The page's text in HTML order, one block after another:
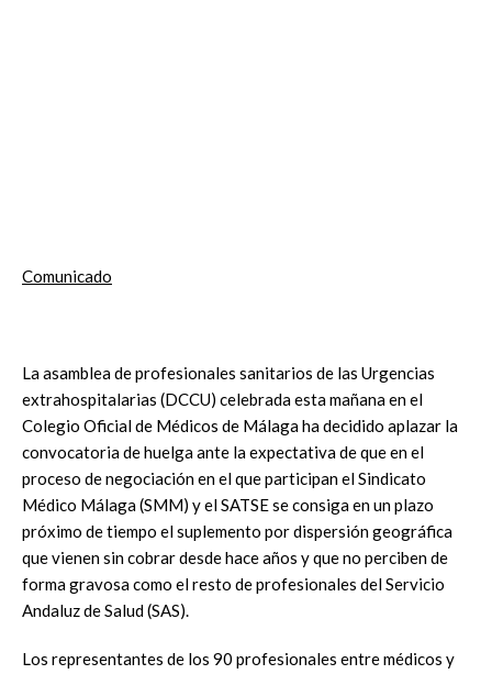
Comunicado
La asamblea de profesionales sanitarios de las Urgencias
extrahospitalarias (DCCU) celebrada esta mañana en el
Colegio Oficial de Médicos de Málaga ha decidido aplazar la
convocatoria de huelga ante la expectativa de que en el
proceso de negociación en el que participan el Sindicato
Médico Málaga (SMM) y el SATSE se consiga en un plazo
próximo de tiempo el suplemento por dispersión geográfica
que vienen sin cobrar desde hace años y que no perciben de
forma gravosa como el resto de profesionales del Servicio
Andaluz de Salud (SAS).
Los representantes de los 90 profesionales entre médicos y